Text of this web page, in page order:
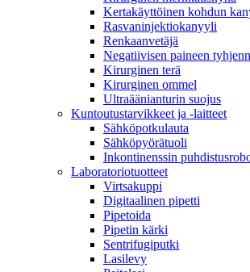
Kertakäyttöinen kohdun
Rasvaninjektiokanyyli
Renkaanvetäjä
Negatiivisen paineen
Kirurginen terä
Kirurginen ommel
Ultraäänianturin suojus
Kuntoutustarvikkeet ja -laitteet
Sähköpotkulauta
Sähköpyörätuoli
Inkontinenssin
Laboratoriotuotteet
Virtsakuppi
Digitaalinen pipetti
Pipetoida
Pipetin kärki
Sentrifugiputki
Lasilevy